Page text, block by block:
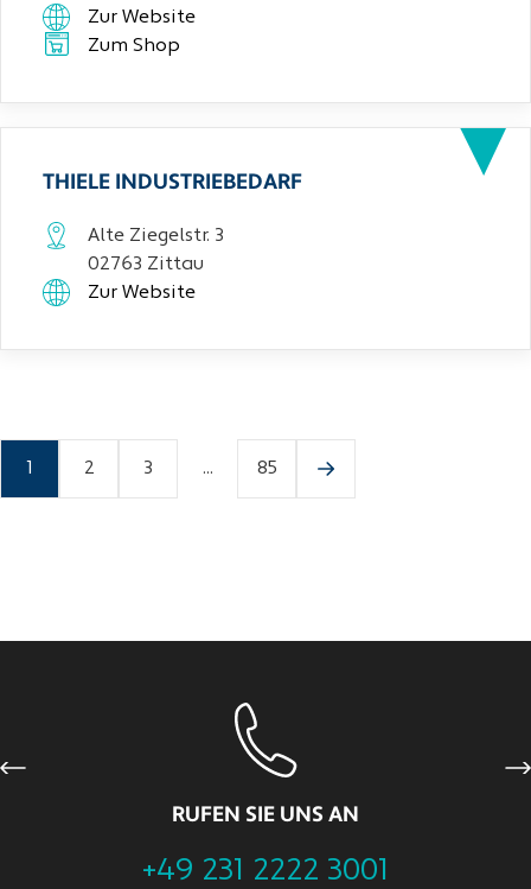
Zur Website
Zum Shop
THIELE INDUSTRIEBEDARF
Alte Ziegelstr. 3
02763 Zittau
Zur Website
2 3 ... 85
RUFEN SIE UNS AN
+49 231 2222 3001
Previous